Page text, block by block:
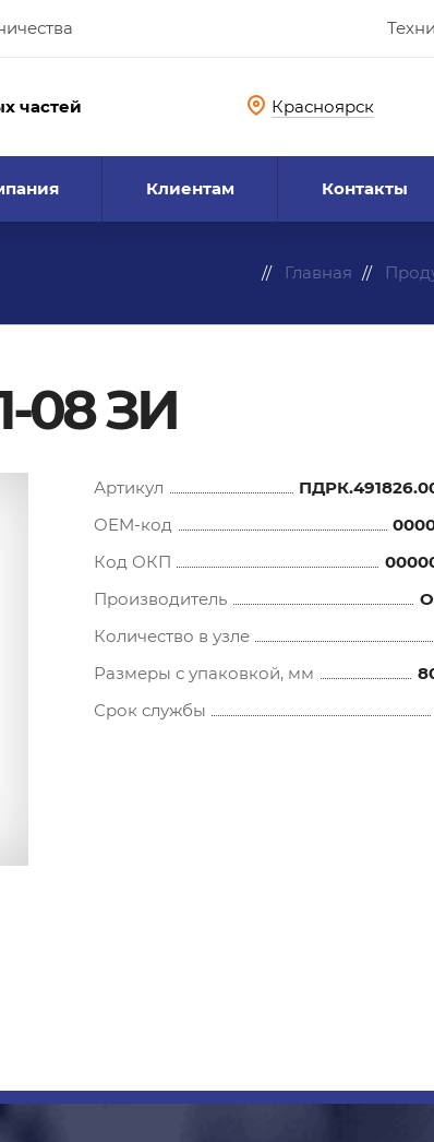
частей Красноярск
Клиентам Контакты
Главная
08 ЗИ
Артикул
OEM-код
Код ОКП
Производитель
Количество в узле
Размеры с упаковкой, мм
Срок службы